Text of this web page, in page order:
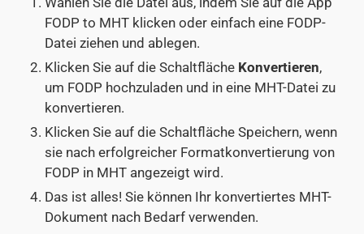
FODP to MHT klicken oder einfach eine FODP-
Datei ziehen und ablegen.
Klicken Sie auf die Schaltfläche Konvertieren,
um FODP hochzuladen und in eine MHT-Datei zu
konvertieren.
Klicken Sie auf die Schaltfläche Speichern, wenn
sie nach erfolgreicher Formatkonvertierung von
FODP in MHT angezeigt wird.
Das ist alles! Sie können Ihr konvertiertes MHT-
Dokument nach Bedarf verwenden.